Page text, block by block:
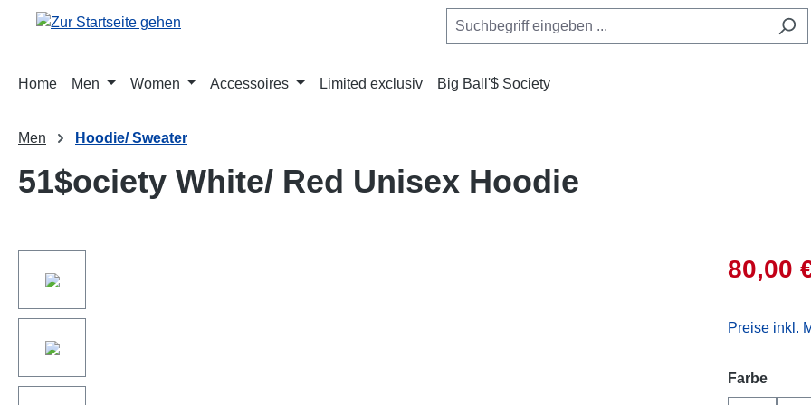
Zur Hauptnavigation springen
Home Men Women Accessoires Limited exclusiv Big Ball'$ Society
Men Hoodie/ Sweater
51$ociety White/ Red Unisex Hoodie
80,00
Preise inkl.
Farbe